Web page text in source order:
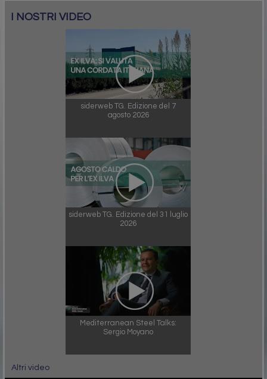
I NOSTRI VIDEO
siderweb TG. Edizione del 7
agosto 2026
siderweb TG. Edizione del 31 luglio
2026
Mediterranean Steel Talks:
Sergio Moyano
Altri video